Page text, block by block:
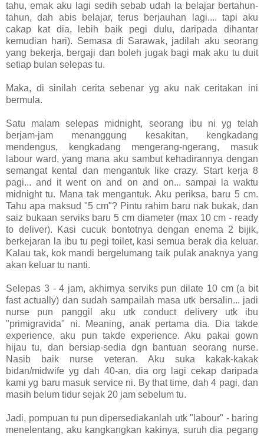
tahu, emak aku lagi sedih sebab udah la belajar bertahun-
tahun, dah abis belajar, terus berjauhan lagi.... tapi aku
cakap kat dia, lebih baik pegi dulu, daripada dihantar
kemudian hari). Semasa di Sarawak, jadilah aku seorang
yang bekerja, bergaji dan boleh jugak bagi mak aku tu duit
setiap bulan selepas tu.
Maka, di sinilah cerita sebenar yg aku nak ceritakan ini
bermula.
Satu malam selepas midnight, seorang ibu ni yg telah
berjam-jam menanggung kesakitan, kengkadang
mendengus, kengkadang mengerang-ngerang, masuk
labour ward, yang mana aku sambut kehadirannya dengan
semangat kental dan mengantuk like crazy. Start kerja 8
pagi... and it went on and on and on... sampai la waktu
midnight tu. Mana tak mengantuk. Aku periksa, baru 5 cm.
Tahu apa maksud "5 cm"? Pintu rahim baru nak bukak, dan
saiz bukaan serviks baru 5 cm diameter (max 10 cm - ready
to deliver). Kasi cucuk bontotnya dengan enema 2 bijik,
berkejaran la ibu tu pegi toilet, kasi semua berak dia keluar.
Kalau tak, kok mandi bergelumang taik pulak anaknya yang
akan keluar tu nanti.
Selepas 3 - 4 jam, akhirnya serviks pun dilate 10 cm (a bit
fast actually) dan sudah sampailah masa utk bersalin... jadi
nurse pun panggil aku utk conduct delivery utk ibu
"primigravida" ni. Meaning, anak pertama dia. Dia takde
experience, aku pun takde experience. Aku pakai gown
hijau tu, dan bersiap-sedia dgn bantuan seorang nurse.
Nasib baik nurse veteran. Aku suka kakak-kakak
bidan/midwife yg dah 40-an, dia org lagi cekap daripada
kami yg baru masuk service ni. By that time, dah 4 pagi, dan
masih belum tidur sejak 20 jam sebelum tu.
Jadi, pompuan tu pun dipersediakanlah utk "labour" - baring
menelentang, aku kangkangkan kakinya, suruh dia pegang